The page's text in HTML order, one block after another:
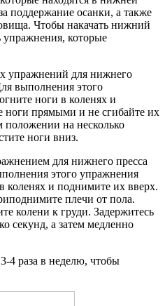
поддержание осанки, а также
Чтобы накачать нижний
упражнения, которые
упражнений для нижнего
выполнения этого
ноги в коленях и
ноги прямыми и не сгибайте их
положении на несколько
ноги вниз.
для нижнего пресса
этого упражнения
коленях и поднимите их вверх.
плечи от пола.
колени к груди. Задержитесь
секунд, а затем медленно
4 раза в неделю, чтобы